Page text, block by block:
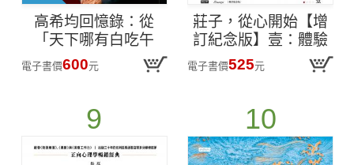
高希均回憶錄：從
「天下哪有白吃午
餐」到「和平幸福」
【電子書獨家收錄訪
電子書價600元
莊子，從心開始【增
訂紀念版】壹：體驗
古典，安適心身
電子書價525元
9 10